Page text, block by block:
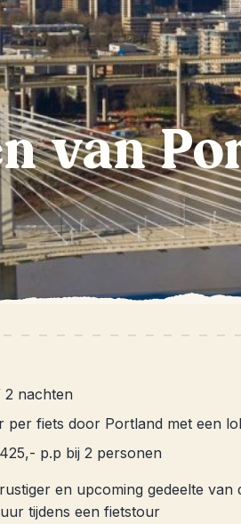
van
2 nachten
per fiets door Portland met een
p.p bij 2 personen
en upcoming gedeelte van
tijdens een fietstour